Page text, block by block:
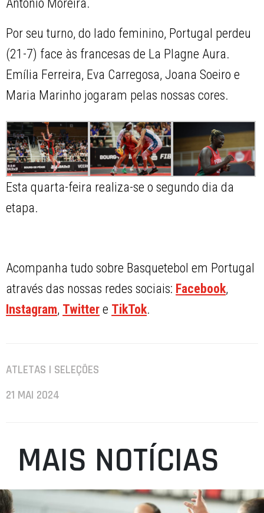
António Moreira.
Por seu turno, do lado feminino, Portugal perdeu
(21-7) face às francesas de La Plagne Aura.
Emília Ferreira, Eva Carregosa, Joana Soeiro e
Maria Marinho jogaram pelas nossas cores.
Esta quarta-feira realiza-se o segundo dia da
etapa.
Acompanha tudo sobre Basquetebol em Portugal
através das nossas redes sociais: Facebook,
Instagram, Twitter e TikTok.
ATLETAS | SELEÇÕES
21 MAI 2024
MAIS NOTÍCIAS